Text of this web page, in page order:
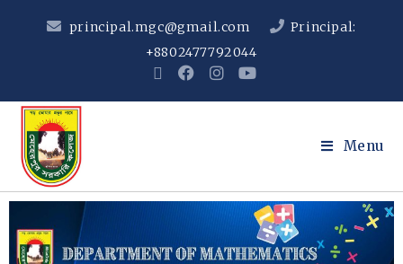
principal.mgc@gmail.com
Principal:
+8802477792044
Menu